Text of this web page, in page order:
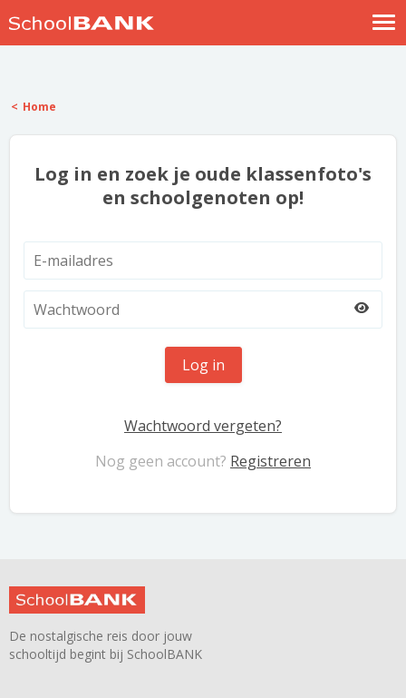
Help
Home
Log in en zoek je oude klassenfoto's
en schoolgenoten op!
Log in
Wachtwoord vergeten?
Nog geen account? Registreren
De nostalgische reis door jouw
schooltijd begint bij SchoolBANK